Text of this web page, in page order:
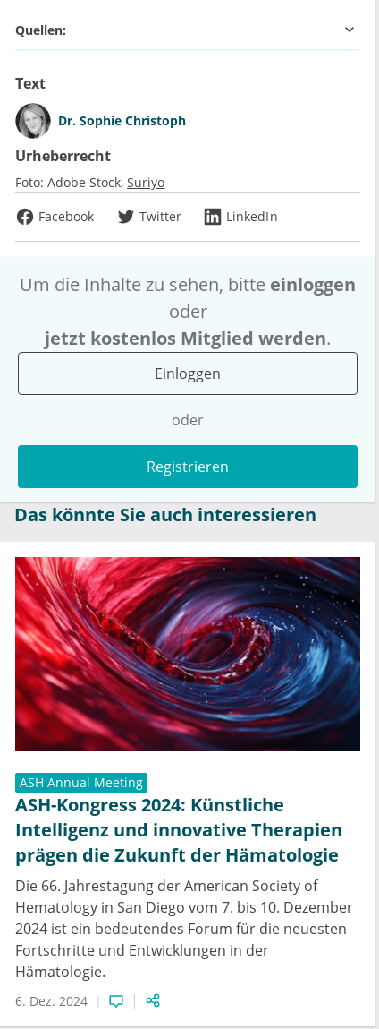
Quellen:
Text
Dr. Sophie Christoph
Urheberrecht
Foto: Adobe Stock Suriyo
Facebook
Twitter LinkedIn
Um die Inhalte zu sehen, bitte einloggen
oder
jetzt kostenlos Mitglied werden.
Einloggen
oder
Registrieren
Das könnte Sie auch interessieren
ASH Annual Meeting
ASH-Kongress 2024: Künstliche
Intelligenz und innovative Therapien
prägen die Zukunft der Hämatologie
Die 66. Jahrestagung der American Society of
Hematology in San Diego vom 7. bis 10. Dezember
2024 ist ein bedeutendes Forum für die neuesten
Fortschritte und Entwicklungen in der
Hämatologie.
6. Dez. 2024